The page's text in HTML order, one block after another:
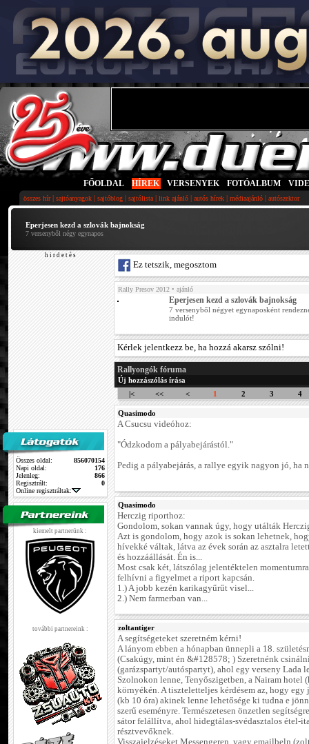
FŐOLDAL HÍREK VERSENYEK FOTÓALBUM
összes hír| sajtóanyagok | sajtóblog | sajtólista | link ajánló | autós hírek | médiaajánló | autószektor
Eperjesen kezd a szlovák bajnokság
7 versenyből négy egynapos
h i r d e t é s
Összes oldal:
856070154
Napi oldal:
176
Jelenleg:
866
Regisztrált:
0
Online regisztráltak:
kiemelt partnerünk :
további partnereink :
Ez tetszik, megosztom
Rally Presov 2012 • ajánló
Eperjesen kezd a szlovák bajnokság
7 versenyből négyet egynaposként
indulót!
Kérlek jelentkezz be, ha hozzá akarsz szólni!
Rallyongók fóruma
Új hozzászólás írása
|<
<< < 1 2 3 4
Quasimodo
A Csucsu videóhoz:
"Ódzkodom a pályabejárástól."
Pedig a pályabejárás, a rallye egyik nagyon jó, ha
Quasimodo
Herczig riporthoz:
Gondolom, sokan vannak úgy, hogy utálták
Azt is gondolom, hogy azok is sokan lehetnek,
hívekké váltak, látva az évek során az asztalra
és hozzáállását. Én is...
Most csak két, látszólag jelentéktelen
felhívni a figyelmet a riport kapcsán.
1.) A jobb kezén karikagyűrűt visel...
2.) Nem farmerban van...
zoltantiger
A segítségeteket szeretném kérni!
A lányom ebben a hónapban ünnepli a 18.
(Csakúgy, mint én &#128578; ) Szeretnénk
(garázspartyt/autóspartyt), ahol egy verseny Lada
Szolnokon lenne, Tenyőszigetben, a Nairam hotel
környékén. A tiszteletteljes kérdésem az, hogy
(kb 10 óra) akinek lenne lehetősége ki tudna e
szerű eseményre. Természetesen önzetlen
sátor felállítva, ahol hidegtálas-svédasztalos étel-
résztvevőknek.
Visszajelzéseket Messengeren, vagy emailbeln